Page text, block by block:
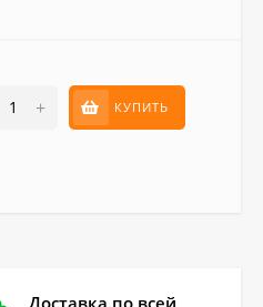
+ КУПИТЬ
Доставка по всей